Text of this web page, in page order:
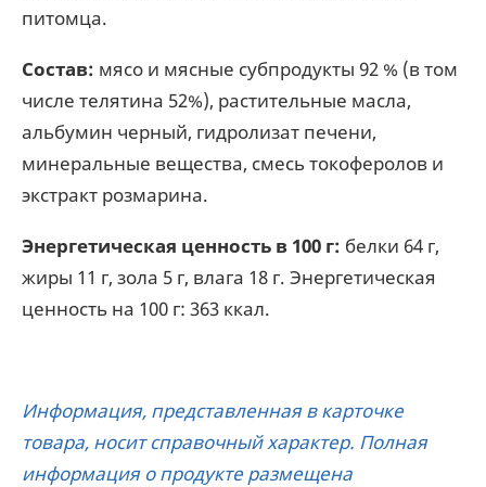
питомца.
Состав: мясо и мясные субпродукты 92 % (в том
числе телятина 52%), растительные масла,
альбумин черный, гидролизат печени,
минеральные вещества, смесь токоферолов и
экстракт розмарина.
Энергетическая ценность в 100 г: белки 64 г,
жиры 11 г, зола 5 г, влага 18 г. Энергетическая
ценность на 100 г: 363 ккал.
Информация, представленная в карточке
товара, носит справочный характер. Полная
информация о продукте размещена